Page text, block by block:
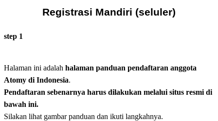
Registrasi Mandiri (seluler)
step 1
Halaman ini adalah halaman panduan pendaftaran anggota
Atomy di Indonesia.
Pendaftaran sebenarnya harus dilakukan melalui situs resmi di
bawah ini.
Silakan lihat gambar panduan dan ikuti langkahnya.